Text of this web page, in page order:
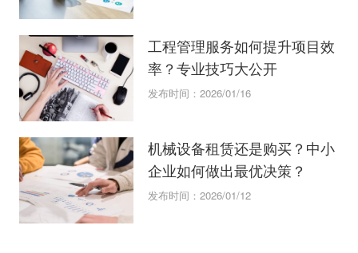
工程管理服务如何提升项目效
率？专业技巧大公开
发布时间：2026/01/16
机械设备租赁还是购买？中小
企业如何做出最优决策？
发布时间：2026/01/12